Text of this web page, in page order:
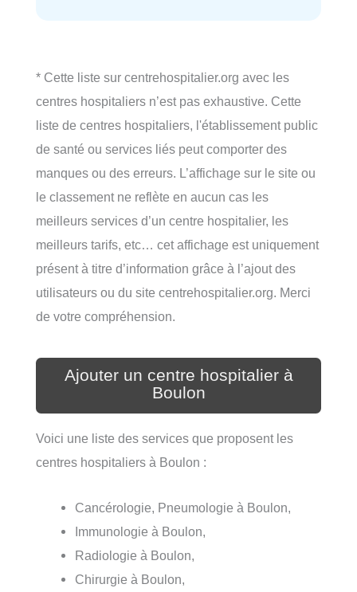
* Cette liste sur centrehospitalier.org avec les
centres hospitaliers n’est pas exhaustive. Cette
liste de centres hospitaliers, l'établissement public
de santé ou services liés peut comporter des
manques ou des erreurs. L’affichage sur le site ou
le classement ne reflète en aucun cas les
meilleurs services d’un centre hospitalier, les
meilleurs tarifs, etc… cet affichage est uniquement
présent à titre d’information grâce à l’ajout des
utilisateurs ou du site centrehospitalier.org. Merci
de votre compréhension.
Ajouter un centre hospitalier à
Boulon
Voici une liste des services que proposent les
centres hospitaliers à Boulon :
Cancérologie, Pneumologie à Boulon,
Immunologie à Boulon,
Radiologie à Boulon,
Chirurgie à Boulon,